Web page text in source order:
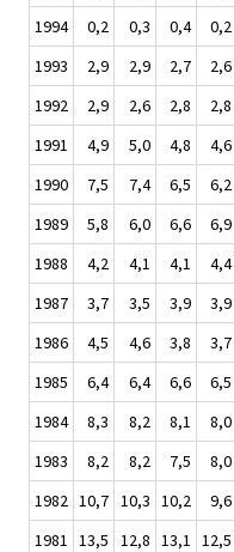
1994
0,2 0,3 0,4 0,2
1993
2,9 2,9 2,7 2,6
1992
2,9 2,6 2,8 2,8
1991
4,9 5,0 4,8 4,6
1990
7,5 7,4 6,5 6,2
1989
5,8 6,0 6,6 6,9
1988
4,2 4,1 4,1 4,4
1987
3,7 3,5 3,9 3,9
1986
4,5 4,6 3,8 3,7
1985
6,4 6,4 6,6 6,5
1984
8,3 8,2 8,1 8,0
1983
8,2 8,2 7,5 8,0
1982 10,7 10,3 10,2 9,6
1981 13,5 12,8 13,1 12,5